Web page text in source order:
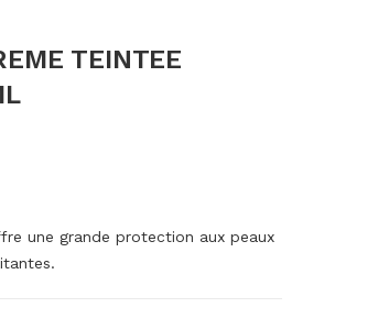
TEINTEE
une grande protection aux peaux